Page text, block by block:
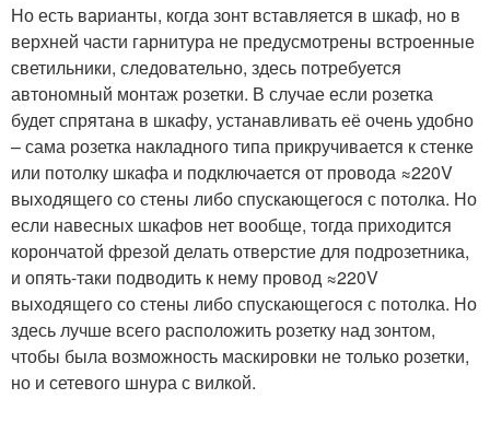
Но есть варианты, когда зонт вставляется в шкаф, но в
верхней части гарнитура не предусмотрены встроенные
светильники, следовательно, здесь потребуется
автономный монтаж розетки. В случае если розетка
будет спрятана в шкафу, устанавливать её очень удобно
– сама розетка накладного типа прикручивается к стенке
или потолку шкафа и подключается от провода ≈220V
выходящего со стены либо спускающегося с потолка. Но
если навесных шкафов нет вообще, тогда приходится
корончатой фрезой делать отверстие для подрозетника,
и опять-таки подводить к нему провод ≈220V
выходящего со стены либо спускающегося с потолка. Но
здесь лучше всего расположить розетку над зонтом,
чтобы была возможность маскировки не только розетки,
но и сетевого шнура с вилкой.